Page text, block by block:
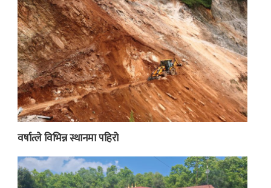
वर्षात्ले विभिन्न स्थानमा पहिरो